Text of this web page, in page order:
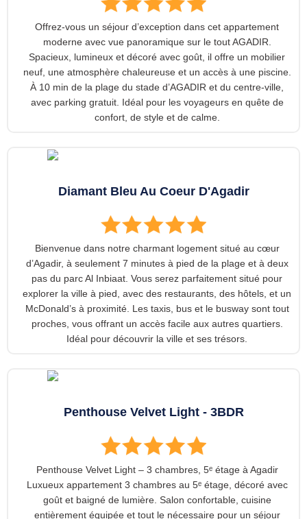
Offrez-vous un séjour d’exception dans cet appartement
moderne avec vue panoramique sur le tout AGADIR.
Spacieux, lumineux et décoré avec goût, il offre un mobilier
neuf, une atmosphère chaleureuse et un accès à une piscine.
À 10 min de la plage du stade d’AGADIR et du centre-ville,
avec parking gratuit. Idéal pour les voyageurs en quête de
confort, de style et de calme.
Diamant Bleu Au Coeur D'Agadir
Bienvenue dans notre charmant logement situé au cœur
d’Agadir, à seulement 7 minutes à pied de la plage et à deux
pas du parc Al Inbiaat. Vous serez parfaitement situé pour
explorer la ville à pied, avec des restaurants, des hôtels, et un
McDonald’s à proximité. Les taxis, bus et le busway sont tout
proches, vous offrant un accès facile aux autres quartiers.
Idéal pour découvrir la ville et ses trésors.
Penthouse Velvet Light - 3BDR
Penthouse Velvet Light – 3 chambres, 5ᵉ étage à Agadir
Luxueux appartement 3 chambres au 5ᵉ étage, décoré avec
goût et baigné de lumière. Salon confortable, cuisine
entièrement équipée et tout le nécessaire pour un séjour